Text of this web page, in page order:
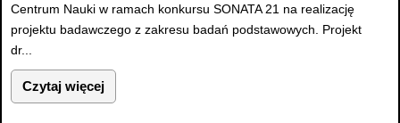
Centrum Nauki w ramach konkursu SONATA 21 na realizację
projektu badawczego z zakresu badań podstawowych. Projekt
dr...
Czytaj więcej